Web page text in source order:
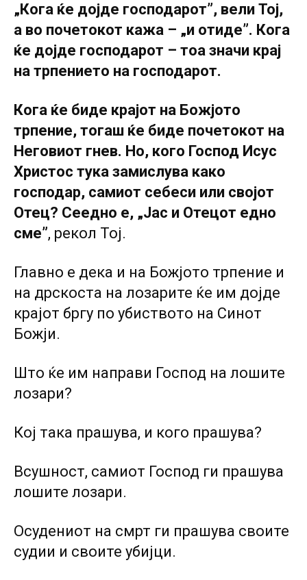
„Кога ќе дојде господарот”, вели Тој,
а во почетокот кажа – „и отиде”. Кога
ќе дојде господарот – тоа значи крај
на трпението на господарот.
Кога ќе биде крајот на Божјото
трпение, тогаш ќе биде почетокот на
Неговиот гнев. Но, кого Господ Исус
Христос тука замислува како
господар, самиот себеси или својот
Отец? Сеедно е, „Јас и Отецот едно
сме”, рекол Toј.
Главно е дека и на Божјото трпение и
на дрскоста на лозарите ќе им дојде
крајот бргу по убиството на Синот
Божји.
Што ќе им направи Господ на лошите
лозари?
Кој така прашува, и кого прашува?
Всушност, самиот Господ ги прашува
лошите лозари.
Осудениот на смрт ги прашува своите
судии и своите убијци.